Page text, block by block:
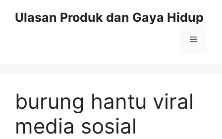
Ulasan Produk dan Gaya Hidup
Menu
burung hantu viral
media sosial